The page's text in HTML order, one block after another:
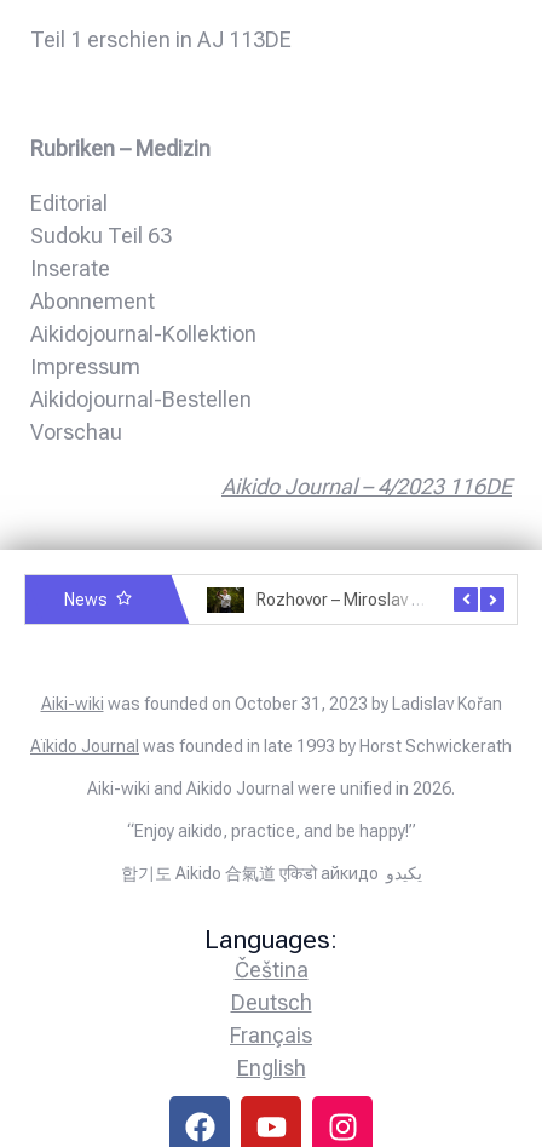
Teil 1 erschien in AJ 113DE
Rubriken – Medizin
Editorial
Sudoku Teil 63
Inserate
Abonnement
Aikidojournal-Kollektion
Impressum
Aikidojournal-Bestellen
Vorschau
Aikido Journal – 4/2023 116DE
News Rozhovor – Miroslav Šmíd – 22.3.2025
Aiki-wiki was founded on October 31, 2023 by Ladislav Kořan
Aïkido Journal was founded in late 1993 by Horst Schwickerath
Aiki-wiki and Aikido Journal were unified in 2026.
“Enjoy aikido, practice, and be happy!”
합기도 Aikido 合氣道 एकिडो айкидо يكيدو
Languages:
Čeština
Deutsch
Français
English